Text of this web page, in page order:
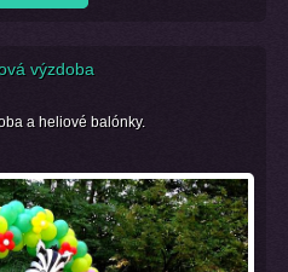
výzdoba
a heliové balónky.